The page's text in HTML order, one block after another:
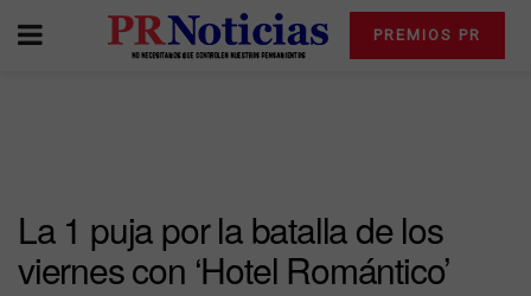
PREMIOS PR
La 1 puja por la batalla de los
viernes con ‘Hotel Romántico’